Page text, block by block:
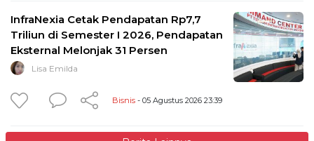
InfraNexia Cetak Pendapatan Rp7,7
Triliun di Semester I 2026, Pendapatan
Eksternal Melonjak 31 Persen
Lisa Emilda
Bisnis - 05 Agustus 2026 23:39